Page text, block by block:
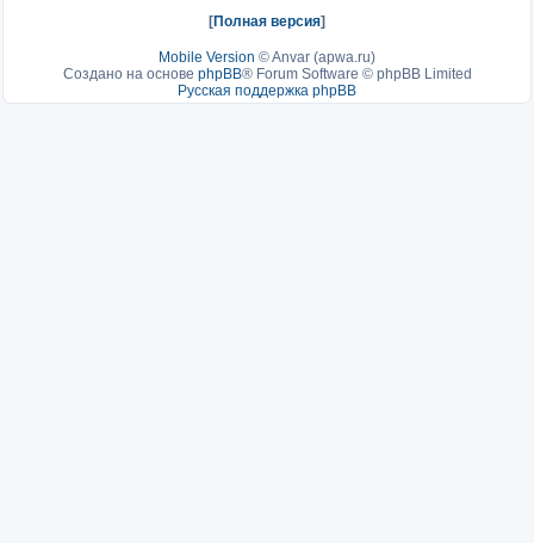
[Полная версия]
Mobile Version ©Anvar (apwa.ru)
Создано на основе phpBB® Forum Software © phpBB Limited
Русская поддержка phpBB